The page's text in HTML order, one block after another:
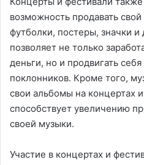
возможность продавать
футболки, постеры, значки и
позволяет не только
деньги, но и продвигать
поклонников. Кроме того,
свои альбомы на концертах
способствует увеличению
своей музыки.
Участие в концертах и